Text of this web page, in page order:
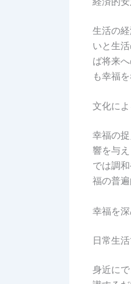
生活の
いと生
ば将来
も幸福
文化に
幸福の
響を与
では調
福の普
幸福を
日常生
身近に